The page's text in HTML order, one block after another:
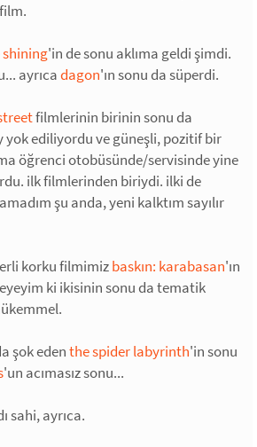
'in de sonu aklıma geldi şimdi.
ayrıcadagon'ın sonu da süperdi.
filmlerinin birinin sonu da
yok ediliyordu ve güneşli, pozitif bir
öğrenci otobüsünde/servisinde yine
ilk filmlerinden biriydi. ilki de
şu anda, yeni kalktım sayılır
korku filmimizbaskın: karabasan'ın
ki ikisinin sonu da tematik
şok edenthe spider labyrinth'in sonu
'un acımasız sonu...
sahi, ayrıca.